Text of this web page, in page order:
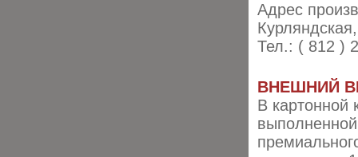
Адрес
Тел.: ( 812 )
ВНЕШНИЙ
В картонной